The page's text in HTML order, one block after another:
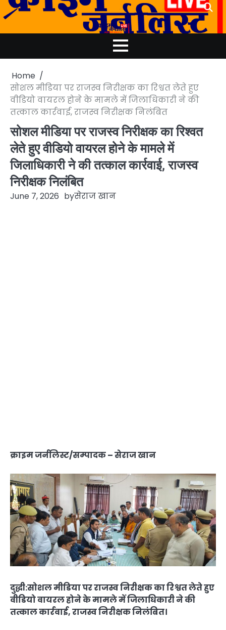
Skip
to
Home
सोशल मीडिया पर राजस्व निरीक्षक का रिश्वत लेते हुए
वीडियो वायरल होने के मामले में जिलाधिकारी ने की
तत्काल कार्रवाई, राजस्व निरीक्षक निलंबित
सोशल मीडिया पर राजस्व निरीक्षक का रिश्वत
लेते हुए वीडियो वायरल होने के मामले में
जिलाधिकारी ने की तत्काल कार्रवाई, राजस्व
निरीक्षक निलंबित
June 7, 2026 byसेराज खान
क्राइम जर्नलिस्ट/सम्पादक – सेराज खान
दुद्धी:सोशल मीडिया पर राजस्व निरीक्षक का रिश्वत लेते हुए
वीडियो वायरल होने के मामले में जिलाधिकारी ने की
तत्काल कार्रवाई, राजस्व निरीक्षक निलंबित।